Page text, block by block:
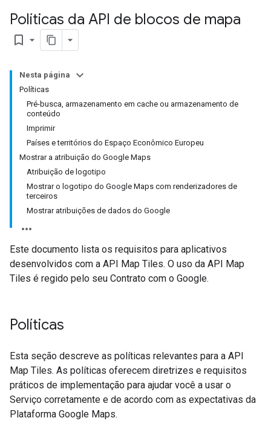
Políticas da API de blocos de mapa
bookmark_border
Nesta página
Políticas
Pré-busca, armazenamento em cache ou armazenamento de
conteúdo
Imprimir
Países e territórios do Espaço Econômico Europeu
Mostrar a atribuição do Google Maps
Atribuição de logotipo
Mostrar o logotipo do Google Maps com renderizadores de
terceiros
Mostrar atribuições de dados do Google
Este documento lista os requisitos para aplicativos
desenvolvidos com a API Map Tiles. O uso da API Map
Tiles é regido pelo seu Contrato com o Google.
Políticas
Esta seção descreve as políticas relevantes para a API
Map Tiles. As políticas oferecem diretrizes e requisitos
práticos de implementação para ajudar você a usar o
Serviço corretamente e de acordo com as expectativas da
Plataforma Google Maps.